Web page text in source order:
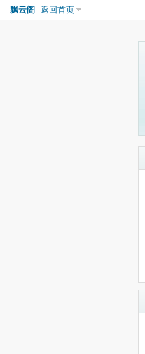
飘云阁 返回首页